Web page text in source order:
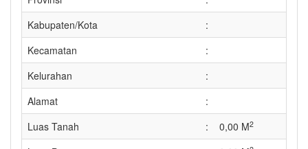
Kabupaten/Kota
:
Kecamatan
:
Kelurahan
:
Alamat
:
Luas Tanah
: 0,00 M2